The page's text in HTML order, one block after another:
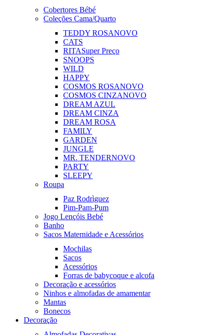
Cobertores Bébé
Coleções Cama/Quarto
TEDDY ROSANOVO
CATS
RITASuper Preço
SNOOPS
WILD
HAPPY
COSMOS ROSANOVO
COSMOS CINZANOVO
DREAM AZUL
DREAM CINZA
DREAM ROSA
FAMILY
GARDEN
JUNGLE
MR. TENDERNOVO
PARTY
SLEEPY
Roupa
Paz Rodrìguez
Pim-Pam-Pum
Jogo Lençóis Bebé
Banho
Sacos Maternidade e Acessórios
Mochilas
Sacos
Acessórios
Forras de babycoque e alcofa
Decoração e acessórios
Ninhos e almofadas de amamentar
Mantas
Bonecos
Decoração